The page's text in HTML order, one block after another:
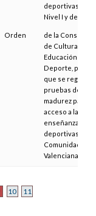
deportivas de
Nivel I y de Nivel
Orden
de la
de Cultura,
Educación y
Deporte, por la
que se regulan
pruebas de
madurez para el
acceso a las
enseñanzas
deportivas en la
Comunidad
Valenciana
10 11